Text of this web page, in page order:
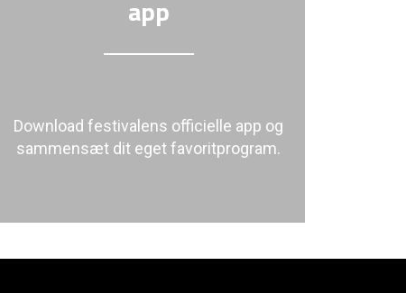
app
Download festivalens officielle app og
sammensæt dit eget favoritprogram.